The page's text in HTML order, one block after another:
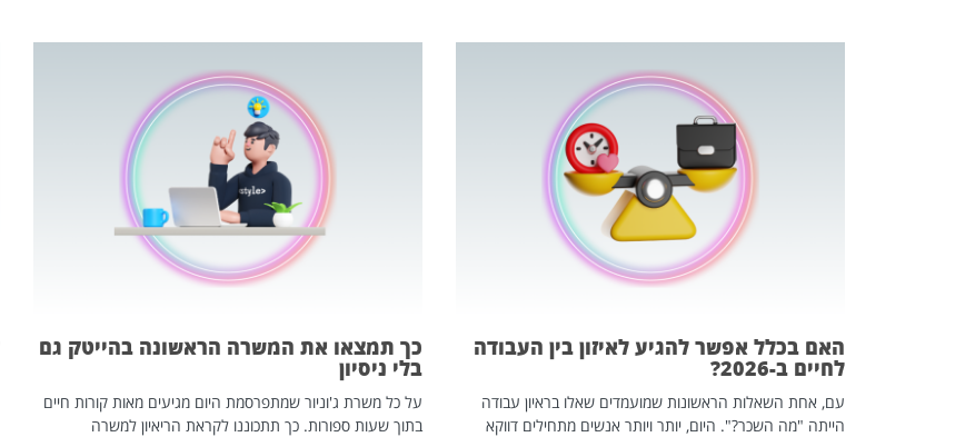
האם בכלל אפשר להגיע לאיזון בין העבודה
לחיים ב-2026?
עם, אחת השאלות הראשונות שמועמדים שאלו בראיון עבודה
הייתה "מה השכר?". היום, יותר ויותר אנשים מתחילים דווקא
כך תמצאו את המשרה הראשונה בהייטק גם
בלי ניסיון
על כל משרת ג'וניור שמתפרסמת היום מגיעים מאות קורות חיים
בתוך שעות ספורות. כך תתכוננו לקראת הריאיון למשרה